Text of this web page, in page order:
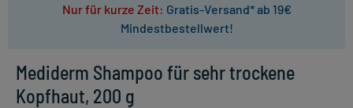
Nur für kurze Zeit: Gratis-Versand* ab 19€
Mindestbestellwert!
Mediderm Shampoo für sehr trockene
Kopfhaut, 200 g